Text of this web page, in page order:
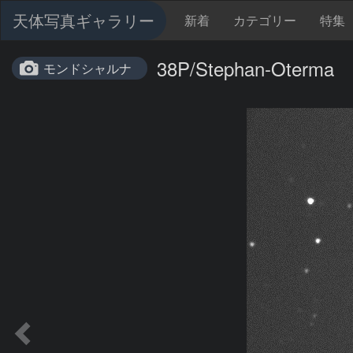
天体写真ギャラリー 新着 カテゴリー 特集
モンドシャルナ 38P/Stephan-Oterma